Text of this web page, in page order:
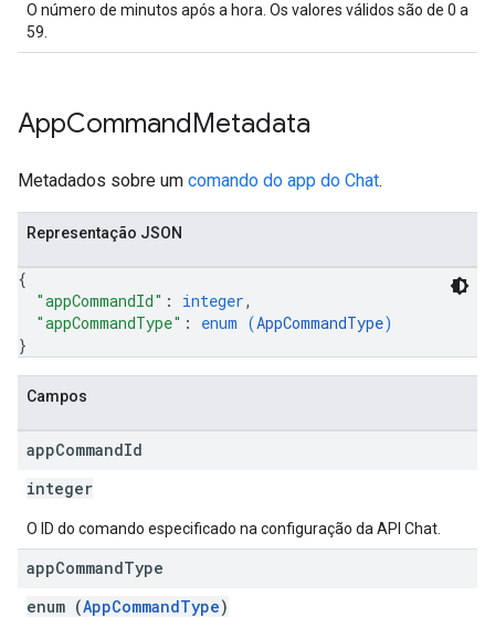
O número de minutos após a hora. Os valores válidos são de 0 a
59.
AppCommandMetadata
Metadados sobre um comando do app do Chat.
Representação JSON
{
"appCommandId" : integer,
"appCommandType" : enum (AppCommandType)
}
Campos
appCommandId
integer
O ID do comando especificado na configuração da API Chat.
appCommandType
enum (AppCommandType)